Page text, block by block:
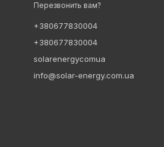
14.3А
97%
Перезвонить вам?
+380677830004
+380677830004
solarenergycomua
info@solar-energy.com.ua